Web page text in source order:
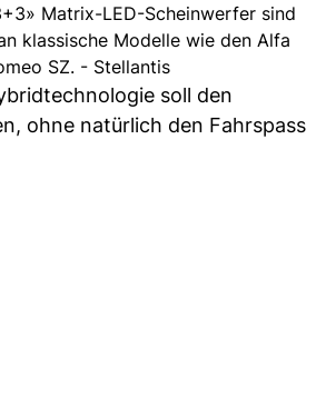
Matrix-LED-Scheinwerfer sind
klassische Modelle wie den Alfa
SZ. - Stellantis
soll den
ohne natürlich den Fahrspass